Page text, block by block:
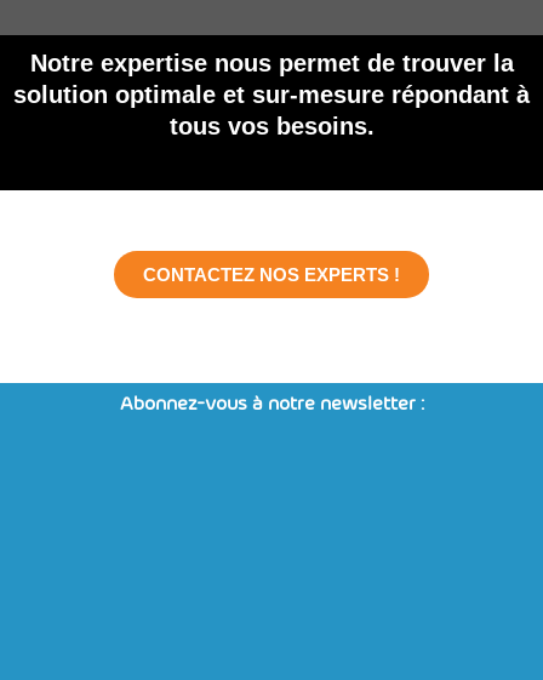
Notre expertise nous permet de trouver la
solution optimale et sur-mesure répondant à
tous vos besoins.
CONTACTEZ NOS EXPERTS !
Abonnez-vous à notre newsletter :